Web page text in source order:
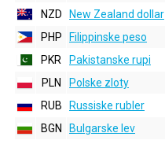
NZD
New Zealand dollar
PHP
Filippinske peso
PKR
Pakistanske rupi
PLN
Polske zloty
RUB
Russiske rubler
BGN
Bulgarske lev